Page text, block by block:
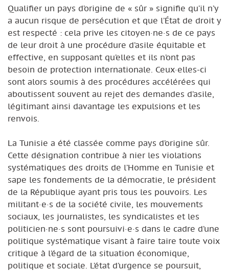
Qualifier un pays d’origine de « sûr » signifie qu’il n’y
a aucun risque de persécution et que l’État de droit y
est respecté : cela prive les citoyen·ne·s de ce pays
de leur droit à une procédure d’asile équitable et
effective, en supposant qu’elles et ils n’ont pas
besoin de protection internationale. Ceux·elles-ci
sont alors soumis à des procédures accélérées qui
aboutissent souvent au rejet des demandes d’asile,
légitimant ainsi davantage les expulsions et les
renvois.
La Tunisie a été classée comme pays d’origine sûr.
Cette désignation contribue à nier les violations
systématiques des droits de l’Homme en Tunisie et
sape les fondements de la démocratie, le président
de la République ayant pris tous les pouvoirs. Les
militant·e·s de la société civile, les mouvements
sociaux, les journalistes, les syndicalistes et les
politicien·ne·s sont poursuivi·e·s dans le cadre d’une
politique systématique visant à faire taire toute voix
critique à l’égard de la situation économique,
politique et sociale. L’état d’urgence se poursuit,